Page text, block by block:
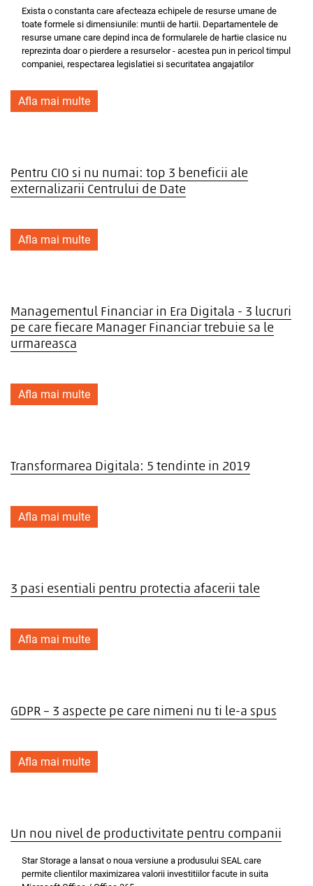
Exista o constanta care afecteaza echipele de resurse umane de
toate formele si dimensiunile: muntii de hartii. Departamentele de
resurse umane care depind inca de formularele de hartie clasice nu
reprezinta doar o pierdere a resurselor - acestea pun in pericol timpul
companiei, respectarea legislatiei si securitatea angajatilor
Afla mai multe
Pentru CIO si nu numai: top 3 beneficii ale
externalizarii Centrului de Date
Afla mai multe
Managementul Financiar in Era Digitala - 3 lucruri
pe care fiecare Manager Financiar trebuie sa le
urmareasca
Afla mai multe
Transformarea Digitala: 5 tendinte in 2019
Afla mai multe
3 pasi esentiali pentru protectia afacerii tale
Afla mai multe
GDPR – 3 aspecte pe care nimeni nu ti le-a spus
Afla mai multe
Un nou nivel de productivitate pentru companii
Star Storage a lansat o noua versiune a produsului SEAL care
permite clientilor maximizarea valorii investitiilor facute in suita